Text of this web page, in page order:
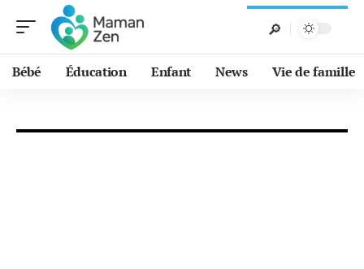
Bébé Éducation Enfant News Vie de famille